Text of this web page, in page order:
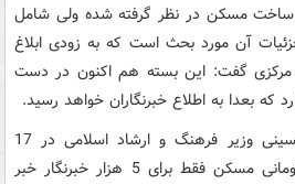
ساخت مسکن در نظر گرفته شده ولی شامل
آن مورد بحث است که به زودی ابلاغ
گفت: این بسته هم اکنون در دست
که بعدا به اطلاع خبرنگاران خواهد رسید.
پیش از این، سید محمد حسینی وزیر فرهنگ و ارشاد اسلامی در 17
مردادماه از وام 30 میلیون تومانی مسکن فقط برای 5 هزار خبرنگار خبر